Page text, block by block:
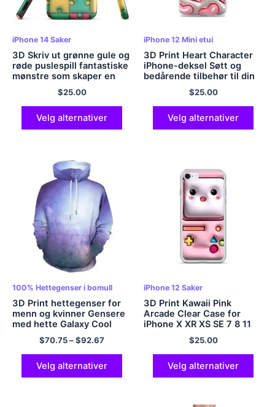
iPhone 14 Saker
3D Skriv ut grønne gule og
røde puslespill fantastiske
mønstre som skaper en
realistisk og levende
illusjon på telefonen din
$25.00
Velg alternativer
iPhone 12 Mini etui
3D Print Heart Character
iPhone-deksel Søtt og
bedårende tilbehør til din
$25.00
Velg alternativer
100% Hettegenser i bomull
3D Print hettegenser for
menn og kvinner Gensere
med hette Galaxy Cool
Novelty hettegensere
100% Bomull
$70.75–$92.67
Velg alternativer
iPhone 12 Saker
3D Print Kawaii Pink
Arcade Clear Case for
iPhone X XR XS SE 7 8 11
12 13 14 15 Pro Mini Plus
$25.00
Velg alternativer